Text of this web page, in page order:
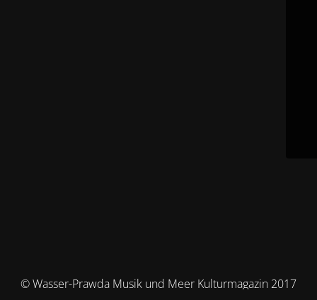
© Wasser-Prawda Musik und Meer Kulturmagazin 2017